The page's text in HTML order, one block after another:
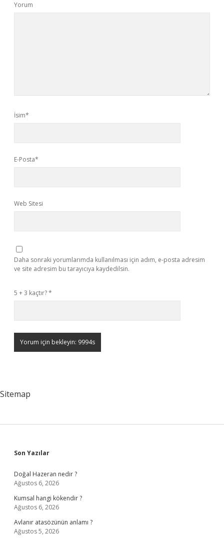
Yorum
İsim*
E-Posta*
Web Sitesi
Daha sonraki yorumlarımda kullanılması için adım, e-posta adresim
ve site adresim bu tarayıcıya kaydedilsin.
5 + 3 kaçtır?*
Sitemap
Sidebar
Son Yazılar
Doğal Hazeran nedir ?
Ağustos 6, 2026
Kumsal hangi kökendir ?
Ağustos 6, 2026
Avlanır atasözünün anlamı ?
Ağustos 5, 2026